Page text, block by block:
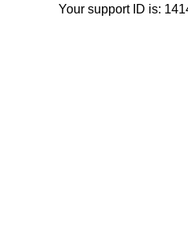
Your support ID is: